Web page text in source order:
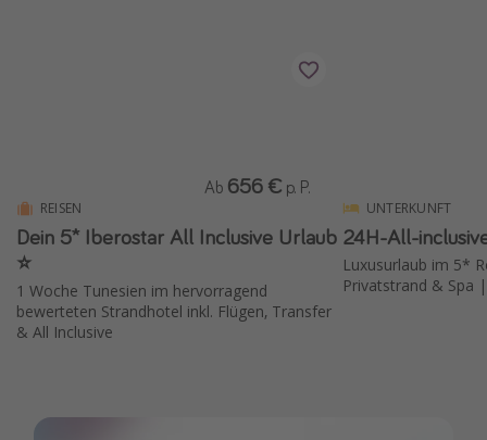
REISEN
Dein 5* Iberostar All Inclusive Urlaub
⭐️
1 Woche Tunesien im hervorragend
bewerteten Strandhotel inkl. Flügen, Transfer
& All Inclusive
Ab 656 € p. P.
UNTERKUNFT
24H-All-
Luxusurlaub im 5*
Privatstrand & Spa